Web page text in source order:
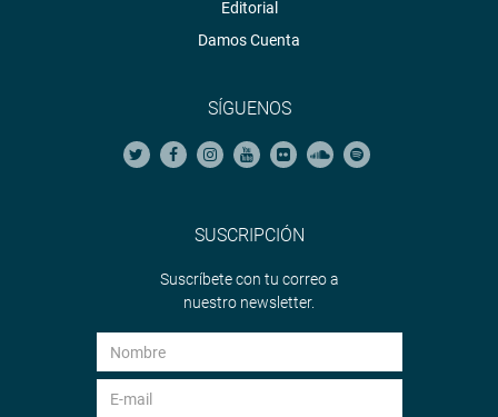
Editorial
Damos Cuenta
SÍGUENOS
SUSCRIPCIÓN
Suscríbete con tu correo a
nuestro newsletter.